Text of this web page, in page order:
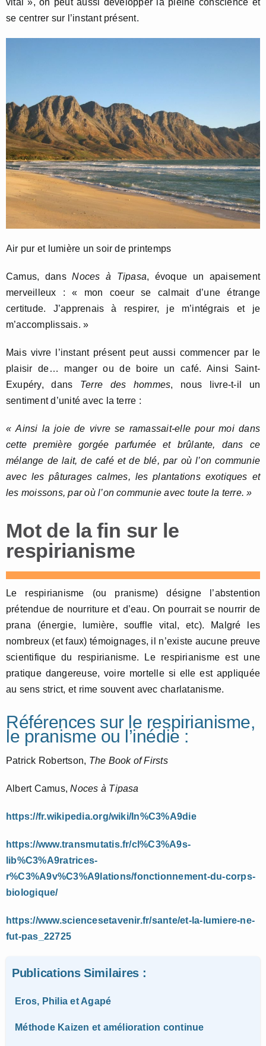
se centrer sur l’instant présent.
Air pur et lumière un soir de printemps
Camus, dansNoces à Tipasa, évoque un apaisement
merveilleux : « mon coeur se calmait d’une étrange
certitude. J’apprenais à respirer, je m’intégrais et je
m’accomplissais. »
Mais vivre l’instant présent peut aussi commencer par le
plaisir de… manger ou de boire un café. Ainsi Saint-
Exupéry, dans Terre des hommes, nous livre-t-il un
sentiment d’unité avec la terre :
« Ainsi la joie de vivre se ramassait-elle pour moi dans
cette première gorgée parfumée et brûlante, dans ce
mélange de lait, de café et de blé, par où l’on communie
avec les pâturages calmes, les plantations exotiques et
les moissons, par où l’on communie avec toute la terre. »
Mot de la fin sur le
respirianisme
Le respirianisme (ou pranisme) désigne l’abstention
prétendue de nourriture et d’eau. On pourrait se nourrir de
prana (énergie, lumière, souffle vital, etc). Malgré les
nombreux (et faux) témoignages, il n’existe aucune preuve
scientifique du respirianisme. Le respirianisme est une
pratique dangereuse, voire mortelle si elle est appliquée
au sens strict, et rime souvent avec charlatanisme.
Références sur le respirianisme,
le pranisme ou l’inédie :
Patrick Robertson, The Book of Firsts
Albert Camus,Noces à Tipasa
https://fr.wikipedia.org/wiki/In%C3%A9die
https://www.transmutatis.fr/cl%C3%A9s-
lib%C3%A9ratrices-
r%C3%A9v%C3%A9lations/fonctionnement-du-corps-
biologique/
https://www.sciencesetavenir.fr/sante/et-la-lumiere-ne-
fut-pas_22725
Publications Similaires :
Eros, Philia et Agapé
Méthode Kaizen et amélioration continue